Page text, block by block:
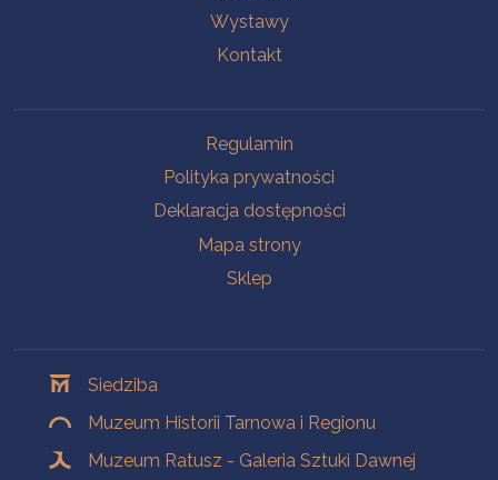
Wystawy
Kontakt
Regulamin
Polityka prywatności
Deklaracja dostępności
Mapa strony
Sklep
Siedziba
Muzeum Historii Tarnowa i Regionu
Muzeum Ratusz - Galeria Sztuki Dawnej